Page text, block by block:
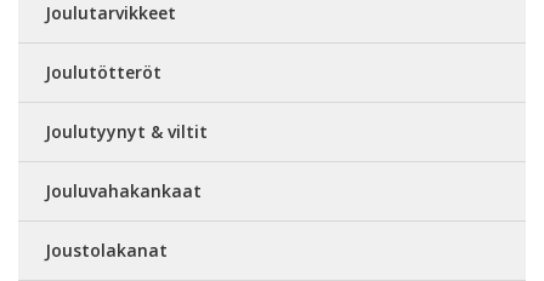
Joulutarvikkeet
Joulutötteröt
Joulutyynyt & viltit
Jouluvahakankaat
Joustolakanat